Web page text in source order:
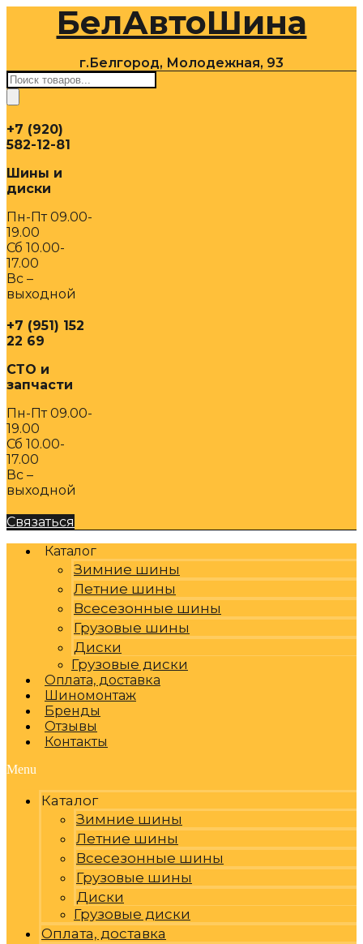
содержимомуБелАвтоШина
г.Белгород, Молодежная, 93
Поиск
товаров
+7 (920)
582-12-81
Шины и
диски
Пн-Пт 09.00-
19.00
Сб 10.00-
17.00
Вс –
выходной
+7 (951) 152
22 69
СТО и
запчасти
Пн-Пт 09.00-
19.00
Сб 10.00-
17.00
Вс –
выходной
Связаться
Каталог
Зимние шины
Летние шины
Всесезонные шины
Грузовые шины
Диски
Грузовые диски
Оплата, доставка
Шиномонтаж
Бренды
Отзывы
Контакты
Menu
Каталог
Зимние шины
Летние шины
Всесезонные шины
Грузовые шины
Диски
Грузовые диски
Оплата, доставка